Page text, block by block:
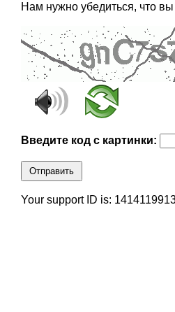
Нам нужно убедиться, что
Введите код с картинки:
Отправить
Your support ID is: